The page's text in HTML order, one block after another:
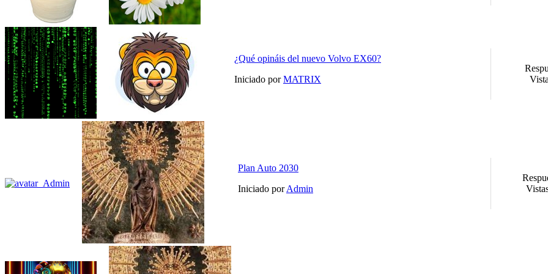
¿Qué opináis del nuevo Volvo EX60?
Iniciado porMATRIX
Plan Auto 2030
Iniciado porAdmin